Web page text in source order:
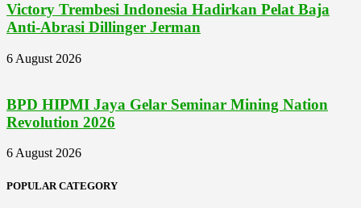
Victory Trembesi Indonesia Hadirkan Pelat Baja
Anti-Abrasi Dillinger Jerman
6 August 2026
BPD HIPMI Jaya Gelar Seminar Mining Nation
Revolution 2026
6 August 2026
POPULAR CATEGORY